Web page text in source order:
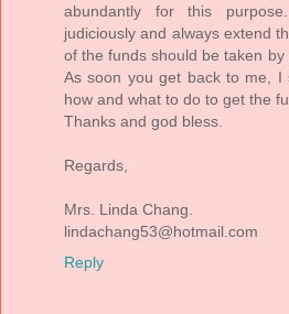
abundantly for this
judiciously and always extend
of the funds should be taken
As soon you get back to me, I
how and what to do to get the
Thanks and god bless.
Regards,
Mrs. Linda Chang.
lindachang53@hotmail.com
Reply